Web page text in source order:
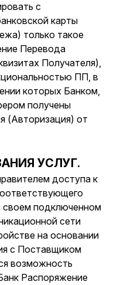
с
карты
только такое
Перевода
Получателя),
ПП, в
которых Банком,
получены
(Авторизация) от
УСЛУГ.
доступа к
своем подключенном
сети
на основании
с Поставщиком
возможность
Распоряжение